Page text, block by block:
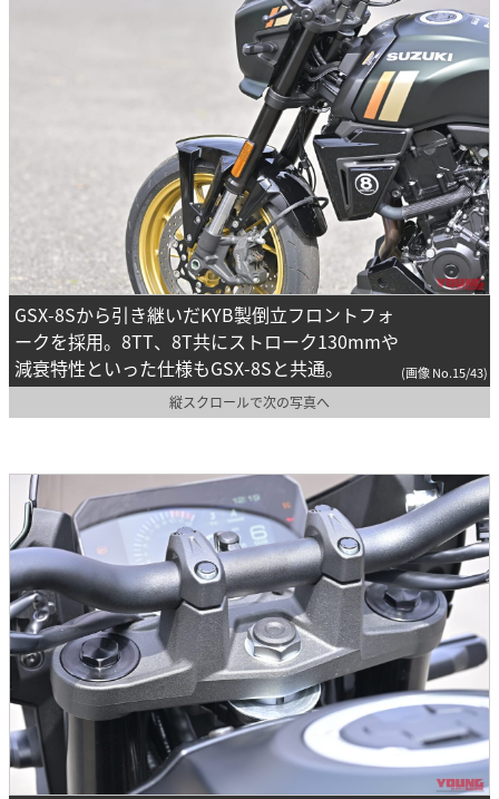
GSX-8Sから引き継いだKYB製倒立フロントフォ
ークを採用。8TT、8T共にストローク130mmや
減衰特性といった仕様もGSX-8Sと共通。
(画像 No.15/43)
縦スクロールで次の写真へ